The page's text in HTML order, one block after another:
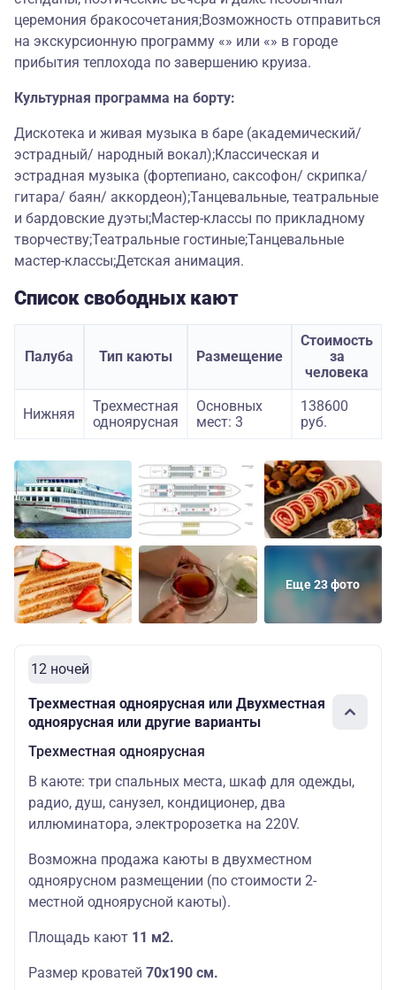
церемония бракосочетания;Возможность отправиться
на экскурсионную программу «» или «» в городе
прибытия теплохода по завершению круиза.
Культурная программа на борту:
Дискотека и живая музыка в баре (академический/
эстрадный/ народный вокал);Классическая и
эстрадная музыка (фортепиано, саксофон/ скрипка/
гитара/ баян/ аккордеон);Танцевальные, театральные
и бардовские дуэты;Мастер-классы по прикладному
творчеству;Театральные гостиные;Танцевальные
мастер-классы;Детская анимация.
Список свободных кают
Палуба Тип каюты Размещение
Стоимость
за
человека
Нижняя
Трехместная
одноярусная
Основных
мест: 3
138600
руб.
Еще 23 фото
12 ночей
Трехместная одноярусная или Двухместная
одноярусная или другие варианты
Трехместная одноярусная
В каюте: три спальных места, шкаф для одежды,
радио, душ, санузел, кондиционер, два
иллюминатора, электророзетка на 220V.
Возможна продажа каюты в двухместном
одноярусном размещении (по стоимости 2-
местной одноярусной каюты).
Площадь кают 11 м2.
Размер кроватей 70х190 см.